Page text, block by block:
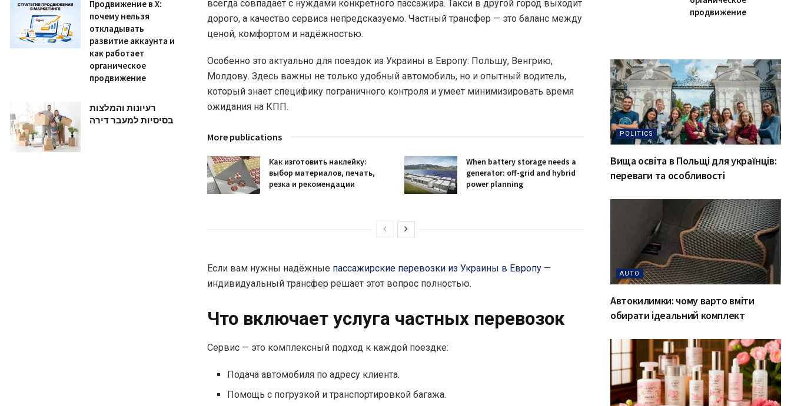
всегда совпадает с нуждами конкретного пассажира. Такси в другой город выходит
дорого, а качество сервиса непредсказуемо. Частный трансфер — это баланс между
ценой, комфортом и надёжностью.
Особенно это актуально для поездок из Украины в Европу: Польшу, Венгрию,
Молдову. Здесь важны не только удобный автомобиль, но и опытный водитель,
который знает специфику пограничного контроля и умеет минимизировать время
ожидания на КПП.
More publications
Как изготовить наклейку:
выбор материалов, печать,
резка и рекомендации
When battery storage needs a
generator: off-grid and hybrid
power planning
Если вам нужны надёжные пассажирские перевозки из Украины в Европу —
индивидуальный трансфер решает этот вопрос полностью.
Что включает услуга частных перевозок
Сервис — это комплексный подход к каждой поездке:
Подача автомобиля по адресу клиента.
Помощь с погрузкой и транспортировкой багажа.
Продвижение в X:
почему нельзя
откладывать
развитие аккаунта и
как работает
органическое
продвижение
רעיונות והמלצות
בסיסיות למעבר דירה
продвижение
POLITICS
Вища освіта в Польщі для українців:
переваги та особливості
AUTO
Автокилимки: чому варто вміти
обирати ідеальний комплект